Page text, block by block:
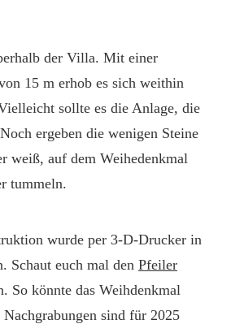
der Villa. Mit einer
15 m erhob es sich weithin
sollte es die Anlage, die
ergeben die wenigen Steine
weiß, auf dem Weihedenkmal
tummeln.
wurde per 3-D-Drucker in
Schaut euch mal den Pfeiler
So könnte das Weihdenkmal
Nachgrabungen sind für 2025